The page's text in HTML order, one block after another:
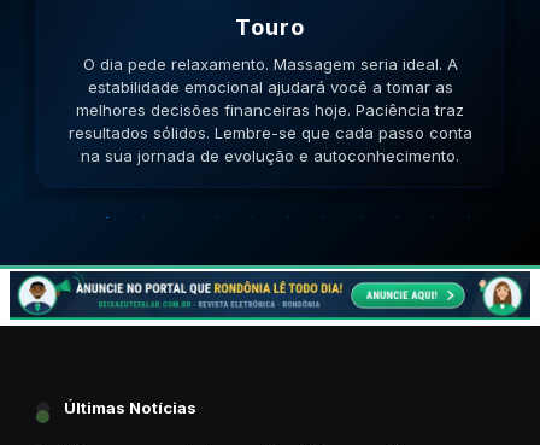
Gemeos
O dia pede movimento. Caminhe, corra, pedale. A
versatilidade é seu ponto forte; use-a para resolver
impasses de forma criativa. A versatilidade ajudará no
sucesso. Lembre-se que cada passo conta na sua
jornada de evolução e autoconhecimento.
Últimas Notícias